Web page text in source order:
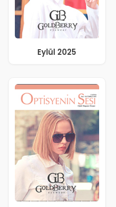
Eylül 2025